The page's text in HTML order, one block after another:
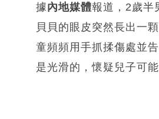
據內地媒體報道，2歲半
貝貝的眼皮突然長出一
童頻頻用手抓揉傷處並
是光滑的，懷疑兒子可